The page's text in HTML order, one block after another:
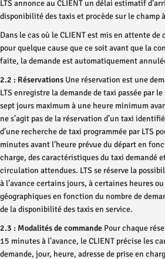
LTS annonce au CLIENT un délai estimatif
disponibilité des taxis et procède sur le champ
Dans le cas où le CLIENT est mis en attente
pour quelque cause que ce soit avant que la
faite, la demande est automatiquement
2.2 : Réservations Une réservation est une
LTS enregistre la demande de taxi passée par
sept jours maximum à une heure minimum
ne s’agit pas de la réservation d’un taxi
d’une recherche de taxi programmée par LTS
minutes avant l’heure prévue du départ en
charge, des caractéristiques du taxi demandé
circulation attendues. LTS se réserve la
à l’avance certains jours, à certaines heures
géographiques en fonction du nombre de
de la disponibilité des taxis en service.
2.3 : Modalités de commande Pour chaque
15 minutes à l’avance, le CLIENT précise les
demande, jour, heure, adresse de prise en